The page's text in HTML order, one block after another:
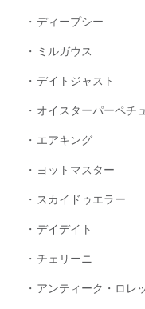
ディープシー
ミルガウス
デイトジャスト
オイスターパーペチ
エアキング
ヨットマスター
スカイドゥエラー
デイデイト
チェリーニ
アンティーク・ロレ